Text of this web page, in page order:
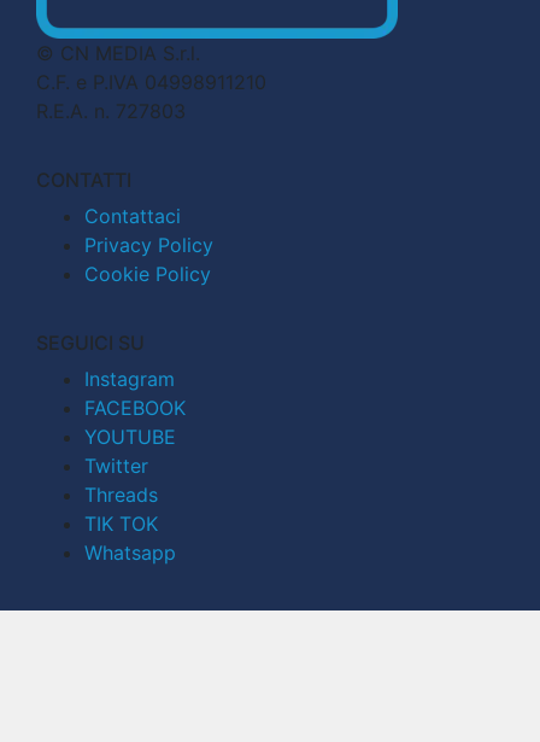
© CN MEDIA S.r.l.
C.F. e P.IVA 04998911210
R.E.A. n. 727803
CONTATTI
Contattaci
Privacy Policy
Cookie Policy
SEGUICI SU
Instagram
FACEBOOK
YOUTUBE
Twitter
Threads
TIK TOK
Whatsapp